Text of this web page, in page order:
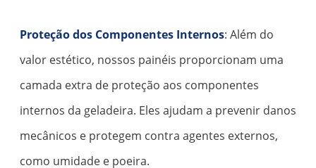
Proteção dos Componentes Internos: Além do
valor estético, nossos painéis proporcionam uma
camada extra de proteção aos componentes
internos da geladeira. Eles ajudam a prevenir danos
mecânicos e protegem contra agentes externos,
como umidade e poeira.